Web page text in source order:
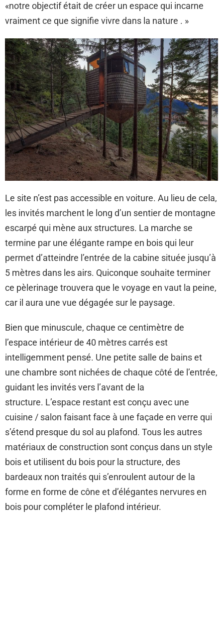
«notre objectif était de créer un espace qui incarne
vraiment ce que signifie vivre dans la nature . »
Le site n’est pas accessible en voiture. Au lieu de cela,
les invités marchent le long d’un sentier de montagne
escarpé qui mène aux structures. La marche se
termine par une élégante rampe en bois qui leur
permet d’atteindre l’entrée de la cabine située jusqu’à
5 mètres dans les airs. Quiconque souhaite terminer
ce pèlerinage trouvera que le voyage en vaut la peine,
car il aura une vue dégagée sur le paysage.
Bien que minuscule, chaque ce centimètre de
l’espace intérieur de 40 mètres carrés est
intelligemment pensé. Une petite salle de bains et
une chambre sont nichées de chaque côté de l’entrée,
guidant les invités vers l’avant de la
structure. L’espace restant est conçu avec une
cuisine / salon faisant face à une façade en verre qui
s’étend presque du sol au plafond. Tous les autres
matériaux de construction sont conçus dans un style
bois et utilisent du bois pour la structure, des
bardeaux non traités qui s’enroulent autour de la
forme en forme de cône et d’élégantes nervures en
bois pour compléter le plafond intérieur.